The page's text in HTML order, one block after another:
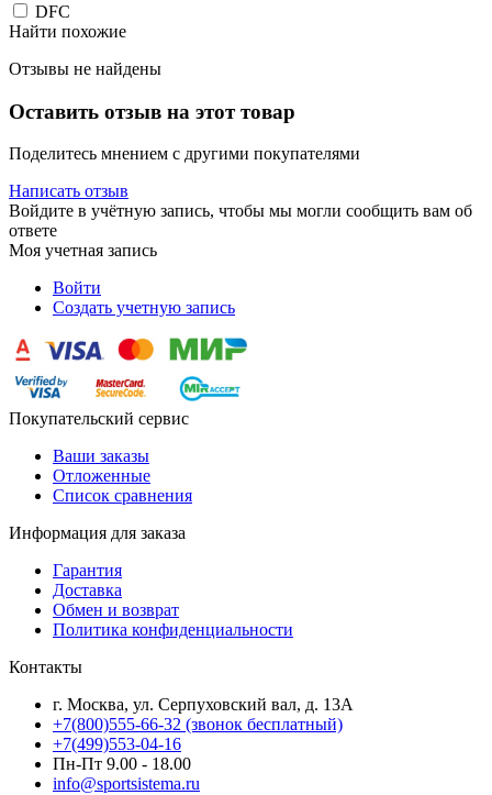
DFC
Найти похожие
Отзывы не найдены
Оставить отзыв на этот товар
Поделитесь мнением с другими покупателями
Написать отзыв
Войдите в учётную запись, чтобы мы могли сообщить вам об
ответе
Моя учетная запись
Войти
Создать учетную запись
Покупательский сервис
Ваши заказы
Отложенные
Список сравнения
Информация для заказа
Гарантия
Доставка
Обмен и возврат
Политика конфиденциальности
Контакты
г. Москва, ул. Серпуховский вал, д. 13А
+7(800)555-66-32 (звонок бесплатный)
+7(499)553-04-16
Пн-Пт 9.00 - 18.00
info@sportsistema.ru